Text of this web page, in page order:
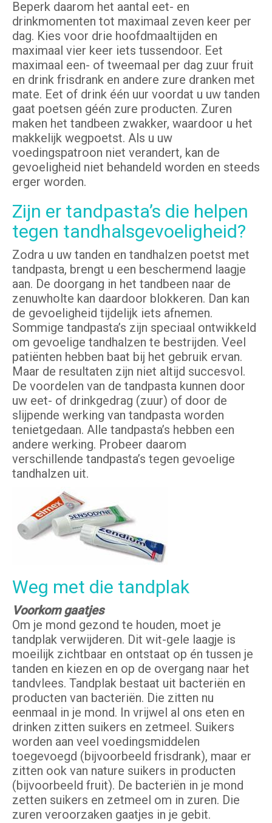
Beperk daarom het aantal eet- en
drinkmomenten tot maximaal zeven keer per
dag. Kies voor drie hoofdmaaltijden en
maximaal vier keer iets tussendoor. Eet
maximaal een- of tweemaal per dag zuur fruit
en drink frisdrank en andere zure dranken met
mate. Eet of drink één uur voordat u uw tanden
gaat poetsen géén zure producten. Zuren
maken het tandbeen zwakker, waardoor u het
makkelijk wegpoetst. Als u uw
voedingspatroon niet verandert, kan de
gevoeligheid niet behandeld worden en steeds
erger worden.
Zijn er tandpasta’s die helpen
tegen tandhalsgevoeligheid?
Zodra u uw tanden en tandhalzen poetst met
tandpasta, brengt u een beschermend laagje
aan. De doorgang in het tandbeen naar de
zenuwholte kan daardoor blokkeren. Dan kan
de gevoeligheid tijdelijk iets afnemen.
Sommige tandpasta’s zijn speciaal ontwikkeld
om gevoelige tandhalzen te bestrijden. Veel
patiënten hebben baat bij het gebruik ervan.
Maar de resultaten zijn niet altijd succesvol.
De voordelen van de tandpasta kunnen door
uw eet- of drinkgedrag (zuur) of door de
slijpende werking van tandpasta worden
tenietgedaan. Alle tandpasta’s hebben een
andere werking. Probeer daarom
verschillende tandpasta’s tegen gevoelige
tandhalzen uit.
Weg met die tandplak
Voorkom gaatjes
Om je mond gezond te houden, moet je
tandplak verwijderen. Dit wit-gele laagje is
moeilijk zichtbaar en ontstaat op én tussen je
tanden en kiezen en op de overgang naar het
tandvlees. Tandplak bestaat uit bacteriën en
producten van bacteriën. Die zitten nu
eenmaal in je mond. In vrijwel al ons eten en
drinken zitten suikers en zetmeel. Suikers
worden aan veel voedingsmiddelen
toegevoegd (bijvoorbeeld frisdrank), maar er
zitten ook van nature suikers in producten
(bijvoorbeeld fruit). De bacteriën in je mond
zetten suikers en zetmeel om in zuren. Die
zuren veroorzaken gaatjes in je gebit.